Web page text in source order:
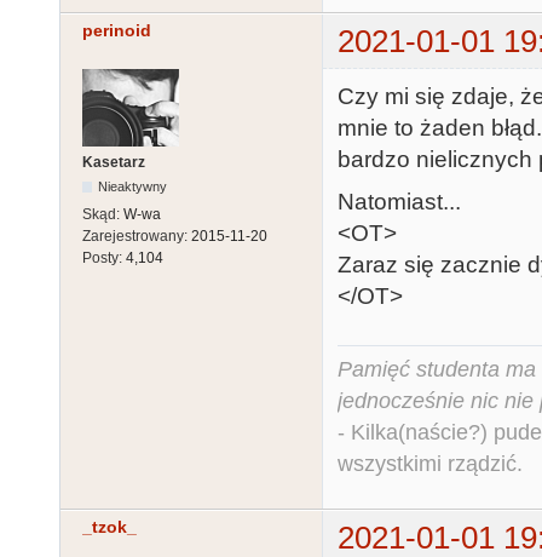
perinoid 2021-01-01
Kasetarz
Nieaktywny
Skąd: W-wa
Zarejestrowany: 2015-11-20
Posty: 4,104
Czy mi się zdaje,
mnie to żaden
bardzo nielicznych
Natomiast...
<OT>
Zaraz się zacznie
</OT>
Pamięć studenta
jednocześnie nic nie
- Kilka(naście?)
wszystkimi rządzić.
_tzok_
2021-01-01